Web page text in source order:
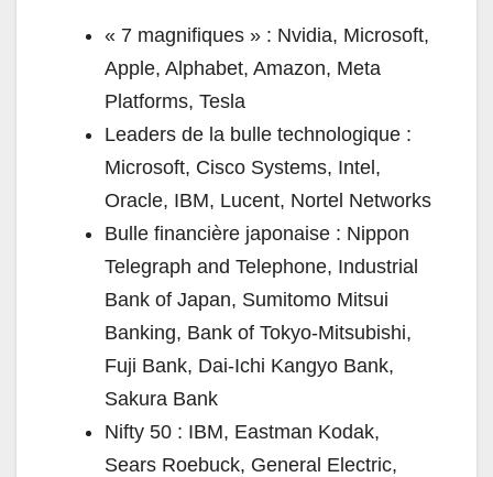
« 7 magnifiques » : Nvidia, Microsoft,
Apple, Alphabet, Amazon, Meta
Platforms, Tesla
Leaders de la bulle technologique :
Microsoft, Cisco Systems, Intel,
Oracle, IBM, Lucent, Nortel Networks
Bulle financière japonaise : Nippon
Telegraph and Telephone, Industrial
Bank of Japan, Sumitomo Mitsui
Banking, Bank of Tokyo-Mitsubishi,
Fuji Bank, Dai-Ichi Kangyo Bank,
Sakura Bank
Nifty 50 : IBM, Eastman Kodak,
Sears Roebuck, General Electric,